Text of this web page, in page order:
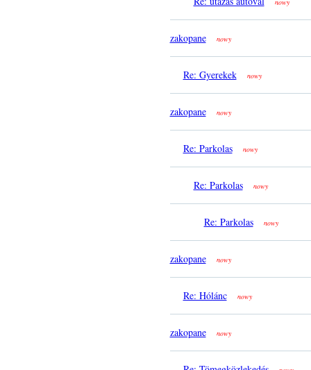
nowy
zakopane nowy
Re: Gyerekek nowy
zakopane nowy
Re: Parkolas nowy
Re: Parkolas nowy
Re: Parkolas nowy
zakopane nowy
Re: Hólánc nowy
zakopane nowy